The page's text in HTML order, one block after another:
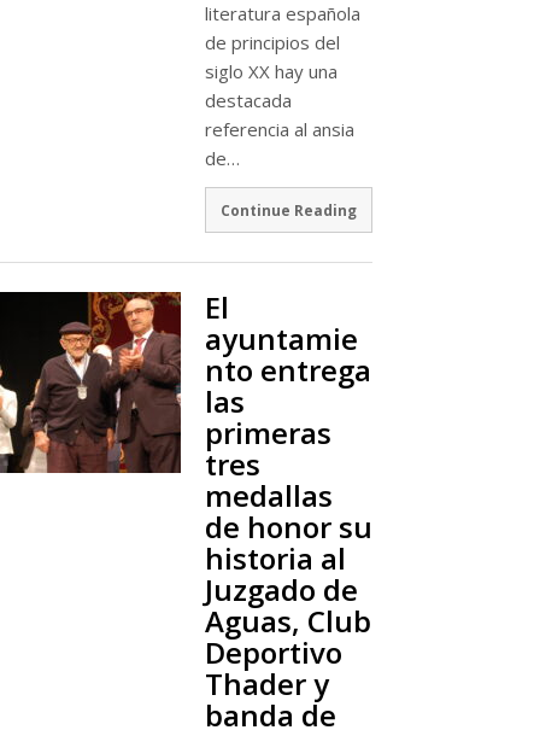
literatura española
de principios del
siglo XX hay una
destacada
referencia al ansia
de…
Continue Reading
El
ayuntamie
nto entrega
las
primeras
tres
medallas
de honor su
historia al
Juzgado de
Aguas, Club
Deportivo
Thader y
banda de